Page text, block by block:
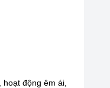
động êm ái,